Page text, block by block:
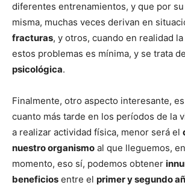
diferentes entrenamientos, y que por
misma, muchas veces derivan en
fracturas, y otros, cuando en realidad
estos problemas es mínima, y se trata
psicológica.
Finalmente, otro aspecto interesante,
cuanto más tarde en los períodos de la
a realizar actividad física, menor será el
nuestro organismo al que lleguemos,
momento, eso sí, podemos obtener
beneficios entre el primer y segundo